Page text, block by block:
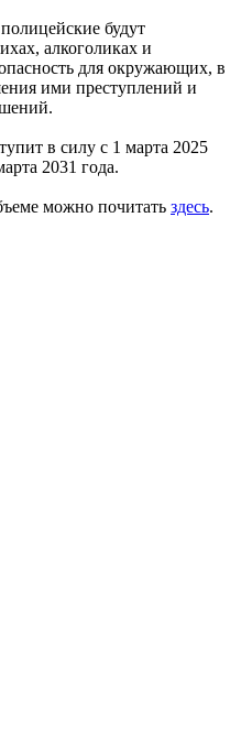
будут
алкоголиках и
для окружающих, в
ими преступлений и
в силу с 1 марта 2025
2031 года.
можно почитать здесь.